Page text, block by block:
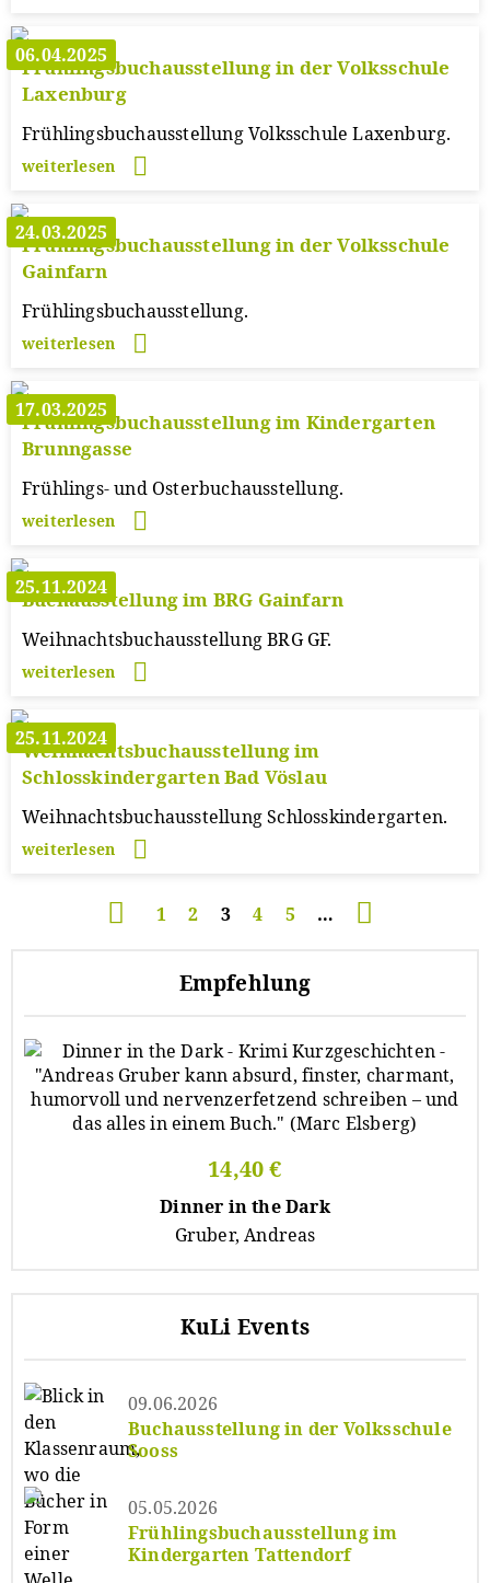
06.04.2025
Frühlingsbuchausstellung in der Volksschule
Laxenburg
Frühlingsbuchausstellung Volksschule Laxenburg.
weiterlesen
24.03.2025
Frühlingsbuchausstellung in der Volksschule
Gainfarn
Frühlingsbuchausstellung.
weiterlesen
17.03.2025
Frühlingsbuchausstellung im Kindergarten
Brunngasse
Frühlings- und Osterbuchausstellung.
weiterlesen
25.11.2024
Buchausstellung im BRG Gainfarn
Weihnachtsbuchausstellung BRG GF.
weiterlesen
25.11.2024
Weihnachtsbuchausstellung im
Schlosskindergarten Bad Vöslau
Weihnachtsbuchausstellung Schlosskindergarten.
weiterlesen
Seitennummerierung
Seite
1 Seite
2
Aktuelle
3 Seite
4 Seite
5 …
Empfehlung
14,40 €
Dinner in the Dark
Gruber, Andreas
KuLi Events
Buchausstellung in der Volksschule
Sooss
09.06.2026
Frühlingsbuchausstellung im
Kindergarten Tattendorf
05.05.2026